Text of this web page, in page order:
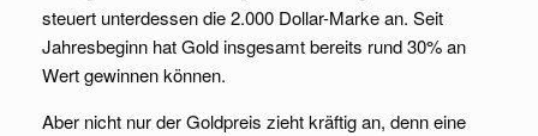
steuert unterdessen die 2.000 Dollar-Marke an. Seit
Jahresbeginn hat Gold insgesamt bereits rund 30% an
Wert gewinnen können.
Aber nicht nur der Goldpreis zieht kräftig an, denn eine